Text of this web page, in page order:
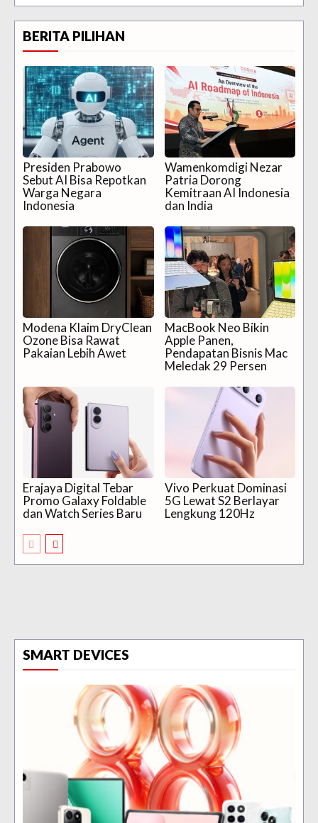
BERITA PILIHAN
Presiden Prabowo
Sebut AI Bisa Repotkan
Warga Negara
Indonesia
Wamenkomdigi Nezar
Patria Dorong
Kemitraan AI Indonesia
dan India
Modena Klaim DryClean
Ozone Bisa Rawat
Pakaian Lebih Awet
MacBook Neo Bikin
Apple Panen,
Pendapatan Bisnis Mac
Meledak 29 Persen
Erajaya Digital Tebar
Promo Galaxy Foldable
dan Watch Series Baru
Vivo Perkuat Dominasi
5G Lewat S2 Berlayar
Lengkung 120Hz
SMART DEVICES